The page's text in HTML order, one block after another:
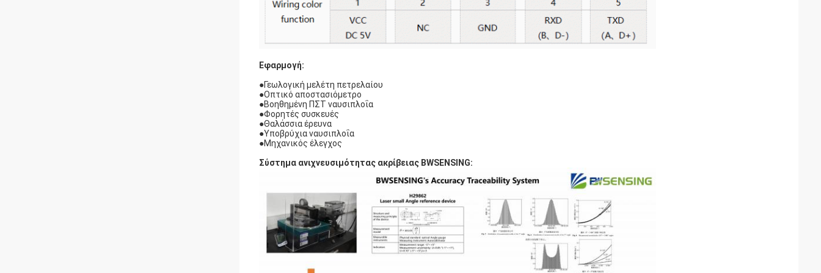
Εφαρμογή:
●Γεωλογική μελέτη πετρελαίου
●Οπτικό αποστασιόμετρο
●Βοηθημένη ΠΣΤ ναυσιπλοΐα
●Φορητές συσκευές
●Θαλάσσια έρευνα
●Υποβρύχια ναυσιπλοΐα
●Μηχανικός έλεγχος
Σύστημα ανιχνευσιμότητας ακρίβειας BWSENSING: